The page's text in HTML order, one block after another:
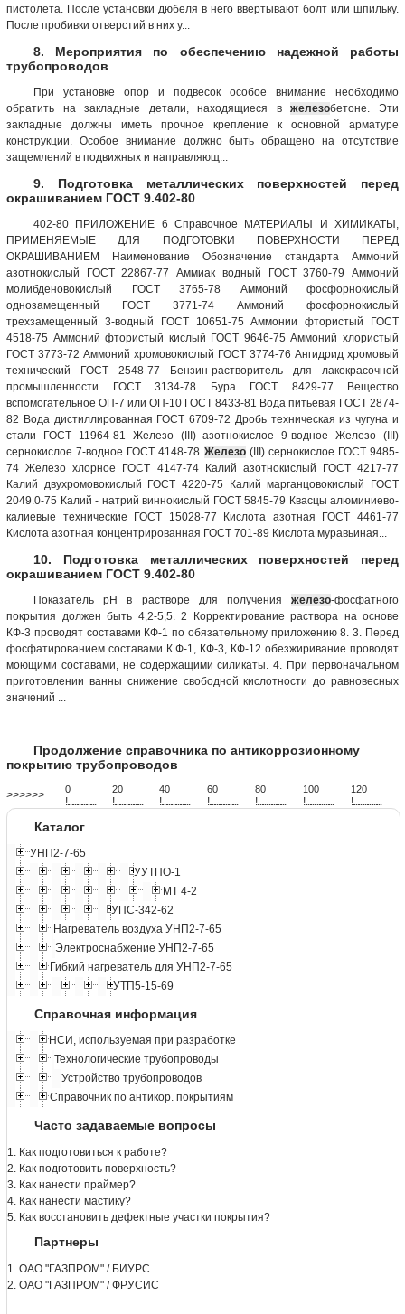
пистолета. После установки дюбеля в него ввертывают болт или шпильку.
После пробивки отверстий в них у...
8. Мероприятия по обеспечению надежной работы
трубопроводов
При установке опор и подвесок особое внимание необходимо
обратить на закладные детали, находящиеся вжелезобетоне. Эти
закладные должны иметь прочное крепление к основной арматуре
конструкции. Особое внимание должно быть обращено на отсутствие
защемлений в подвижных и направляющ...
9. Подготовка металлических поверхностей перед
окрашиванием ГОСТ 9.402-80
402-80 ПРИЛОЖЕНИЕ 6 Справочное МАТЕРИАЛЫ И ХИМИКАТЫ,
ПРИМЕНЯЕМЫЕ ДЛЯ ПОДГОТОВКИ ПОВЕРХНОСТИ ПЕРЕД
ОКРАШИВАНИЕМ Наименование Обозначение стандарта Аммоний
азотнокислый ГОСТ 22867-77 Аммиак водный ГОСТ 3760-79 Аммоний
молибденовокислый ГОСТ 3765-78 Аммоний фосфорнокислый
однозамещенный ГОСТ 3771-74 Аммоний фосфорнокислый
трехзамещенный 3-водный ГОСТ 10651-75 Аммонии фтористый ГОСТ
4518-75 Аммоний фтористый кислый ГОСТ 9646-75 Аммоний хлористый
ГОСТ 3773-72 Аммоний хромовокислый ГОСТ 3774-76 Ангидрид хромовый
технический ГОСТ 2548-77 Бензин-растворитель для лакокрасочной
промышленности ГОСТ 3134-78 Бура ГОСТ 8429-77 Вещество
вспомогательное ОП-7 или ОП-10 ГОСТ 8433-81 Вода питьевая ГОСТ 2874-
82 Вода дистиллированная ГОСТ 6709-72 Дробь техническая из чугуна и
стали ГОСТ 11964-81 Железо (III) азотнокислое 9-водное Железо (III)
сернокислое 7-водное ГОСТ 4148-78 Железо(III) сернокислое ГОСТ 9485-
74 Железо хлорное ГОСТ 4147-74 Калий азотнокислый ГОСТ 4217-77
Калий двухромовокислый ГОСТ 4220-75 Калий марганцовокислый ГОСТ
2049.0-75 Калий - натрий виннокислый ГОСТ 5845-79 Квасцы алюминиево-
калиевые технические ГОСТ 15028-77 Кислота азотная ГОСТ 4461-77
Кислота азотная концентрированная ГОСТ 701-89 Кислота муравьиная...
10. Подготовка металлических поверхностей перед
окрашиванием ГОСТ 9.402-80
Показатель рН в растворе для получения железо-фосфатного
покрытия должен быть 4,2-5,5. 2 Корректирование раствора на основе
КФ-3 проводят составами КФ-1 по обязательному приложению 8. 3. Перед
фосфатированием составами К.Ф-1, КФ-3, КФ-12 обезжиривание проводят
моющими составами, не содержащими силикаты. 4. При первоначальном
приготовлении ванны снижение свободной кислотности до равновесных
значений ...
Продолжение справочника по антикоррозионному
покрытию трубопроводов
>>>>>> 0
!...................
20
!...................
40
!...................
60
!...................
80
!...................
100
!...................
120
!...................
Каталог
УНП2-7-65
УУТПО-1
МТ 4-2
УПС-342-62
Нагреватель воздуха УНП2-7-65
Электроснабжение УНП2-7-65
Гибкий нагреватель для УНП2-7-65
УТП5-15-69
Справочная информация
НСИ, используемая при разработке
Технологические трубопроводы
Устройство трубопроводов
Справочник по антикор. покрытиям
Часто задаваемые вопросы
1. Как подготовиться к работе?
2. Как подготовить поверхность?
3. Как нанести праймер?
4. Как нанести мастику?
5. Как восстановить дефектные участки покрытия?
Партнеры
1. ОАО "ГАЗПРОМ" / БИУРС
2. ОАО "ГАЗПРОМ" / ФРУСИС